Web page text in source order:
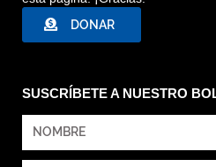
DONAR
SUSCRÍBETE A NUESTRO